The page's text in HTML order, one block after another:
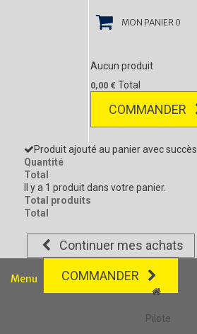
MON PANIER 0
Aucun produit
0,00 € Total
COMMANDER
Produit ajouté au panier avec succès
Quantité
Total
Il y a 1 produit dans votre panier.
Total produits
Total
Continuer mes achats
COMMANDER
Menu
Pilote